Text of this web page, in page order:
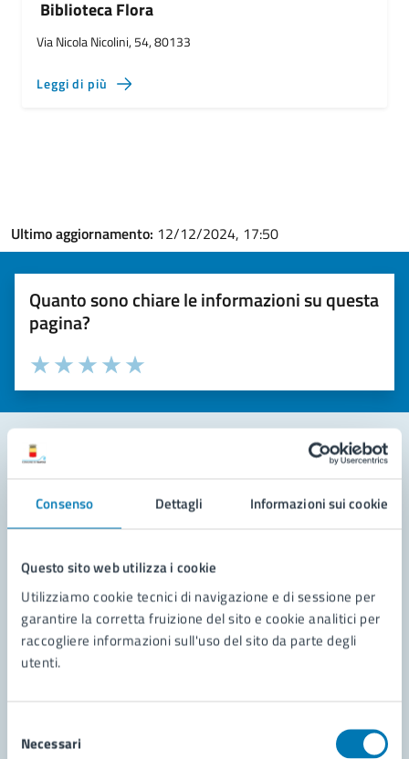
Consenso Dettagli Informazioni sui cookie
Questo sito web utilizza i cookie
Utilizziamo cookie tecnici di navigazione e di sessione per
garantire la corretta fruizione del sito e cookie analitici per
raccogliere informazioni sull'uso del sito da parte degli
utenti.
delNecessari
Biblioteca Flora
Via Nicola Nicolini, 54, 80133
Leggi di più
Ultimo aggiornamento: 12/12/2024, 17:50
Quanto sono chiare le informazioni su questa
pagina?
Valuta la chiarezza delle informazioni (da 1 a 5 stelle)
Seleziona il numero di stelle per valutare la chiarezza delle
Valuta 5 stelle su 5
Valuta 4 stelle su 5
Valuta 3 stelle su 5
Valuta 2 stelle su 5
Valuta 1 stelle su 5
Leggi le domande frequenti
Richiedi assistenza
Prenota appuntamento
Problemi in città